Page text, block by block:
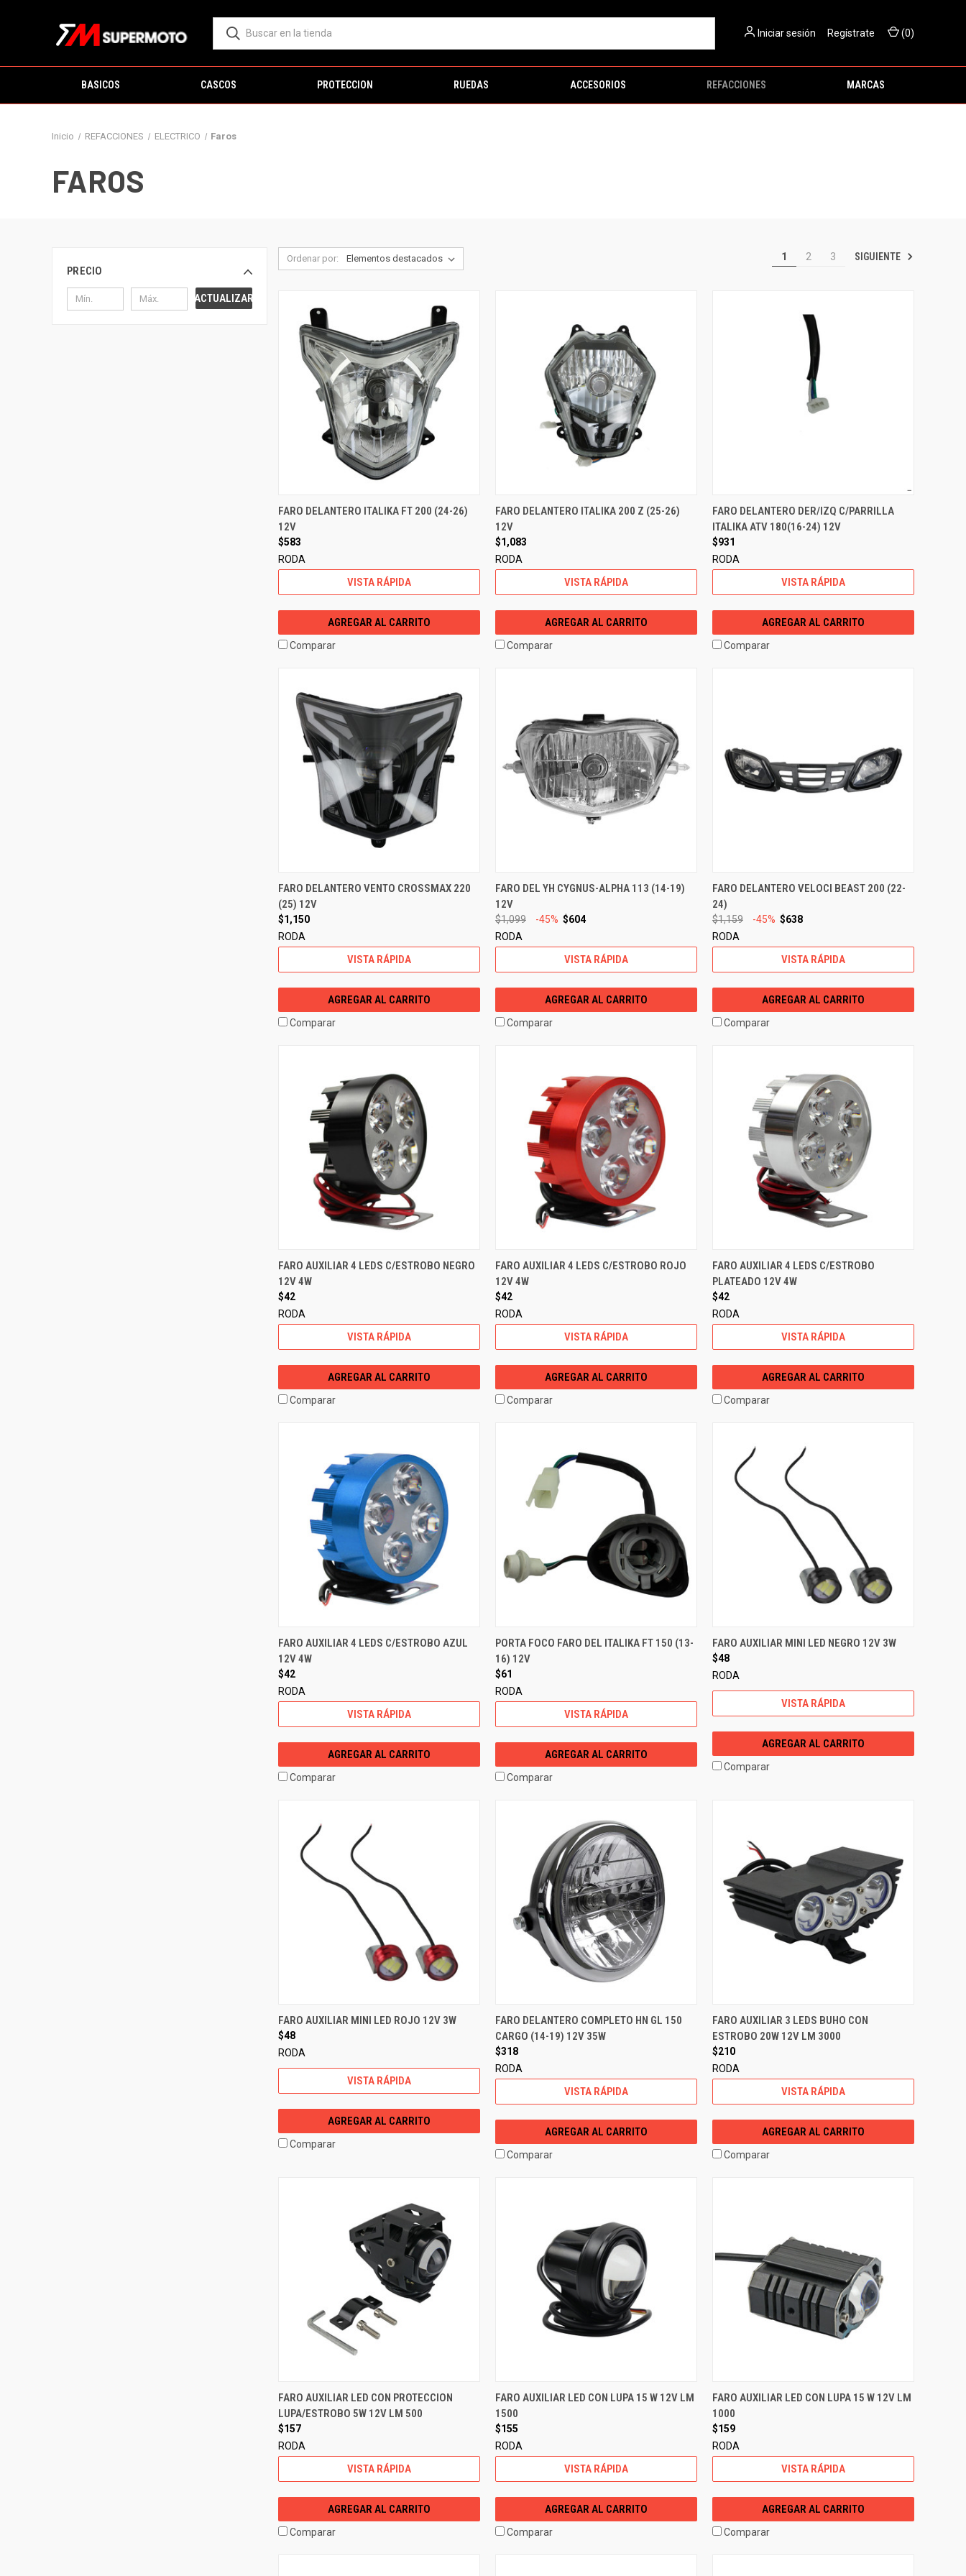
Iniciar sesión Regístrate (0)
BASICOS CASCOS PROTECCION RUEDAS ACCESORIOS REFACCIONES MARCAS
Inicio REFACCIONES ELECTRICO Faros
FAROS
PRECIO
ACTUALIZAR
Ordenar por: 1 2 3 SIGUIENTE
FARO DELANTERO ITALIKA FT 200 (24-26)
12V
$583
RODA
VISTA RÁPIDA
AGREGAR AL CARRITO
Comparar
FARO DELANTERO ITALIKA 200 Z (25-26)
12V
$1,083
RODA
VISTA RÁPIDA
AGREGAR AL CARRITO
Comparar
FARO DELANTERO DER/IZQ C/PARRILLA
ITALIKA ATV 180(16-24) 12V
$931
RODA
VISTA RÁPIDA
AGREGAR AL CARRITO
Comparar
FARO DELANTERO VENTO CROSSMAX 220
(25) 12V
$1,150
RODA
VISTA RÁPIDA
AGREGAR AL CARRITO
Comparar
FARO DEL YH CYGNUS-ALPHA 113 (14-19)
12V
$1,099 -45% $604
RODA
VISTA RÁPIDA
AGREGAR AL CARRITO
Comparar
FARO DELANTERO VELOCI BEAST 200 (22-
24)
$1,159 -45% $638
RODA
VISTA RÁPIDA
AGREGAR AL CARRITO
Comparar
FARO AUXILIAR 4 LEDS C/ESTROBO NEGRO
12V 4W
$42
RODA
VISTA RÁPIDA
AGREGAR AL CARRITO
Comparar
FARO AUXILIAR 4 LEDS C/ESTROBO ROJO
12V 4W
$42
RODA
VISTA RÁPIDA
AGREGAR AL CARRITO
Comparar
FARO AUXILIAR 4 LEDS C/ESTROBO
PLATEADO 12V 4W
$42
RODA
VISTA RÁPIDA
AGREGAR AL CARRITO
Comparar
FARO AUXILIAR 4 LEDS C/ESTROBO AZUL
12V 4W
$42
RODA
VISTA RÁPIDA
AGREGAR AL CARRITO
Comparar
PORTA FOCO FARO DEL ITALIKA FT 150 (13-
16) 12V
$61
RODA
VISTA RÁPIDA
AGREGAR AL CARRITO
Comparar
FARO AUXILIAR MINI LED NEGRO 12V 3W
$48
RODA
VISTA RÁPIDA
AGREGAR AL CARRITO
Comparar
FARO AUXILIAR MINI LED ROJO 12V 3W
$48
RODA
VISTA RÁPIDA
AGREGAR AL CARRITO
Comparar
FARO DELANTERO COMPLETO HN GL 150
CARGO (14-19) 12V 35W
$318
RODA
VISTA RÁPIDA
AGREGAR AL CARRITO
Comparar
FARO AUXILIAR 3 LEDS BUHO CON
ESTROBO 20W 12V LM 3000
$210
RODA
VISTA RÁPIDA
AGREGAR AL CARRITO
Comparar
FARO AUXILIAR LED CON PROTECCION
LUPA/ESTROBO 5W 12V LM 500
$157
RODA
VISTA RÁPIDA
AGREGAR AL CARRITO
Comparar
FARO AUXILIAR LED CON LUPA 15 W 12V LM
1500
$155
RODA
VISTA RÁPIDA
AGREGAR AL CARRITO
Comparar
FARO AUXILIAR LED CON LUPA 15 W 12V LM
1000
$159
RODA
VISTA RÁPIDA
AGREGAR AL CARRITO
Comparar